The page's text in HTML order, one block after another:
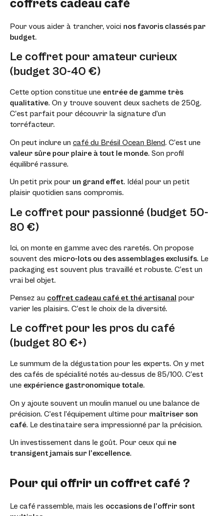
coffrets cadeau café
Pour vous aider à trancher, voici nos favoris classés par
budget.
Le coffret pour amateur curieux
(budget 30-40 €)
Cette option constitue une entrée de gamme très
qualitative. On y trouve souvent deux sachets de 250g.
C’est parfait pour découvrir la signature d’un
torréfacteur.
On peut inclure un café du Brésil Ocean Blend. C’est une
valeur sûre pour plaire à tout le monde. Son profil
équilibré rassure.
Un petit prix pour un grand effet. Idéal pour un petit
plaisir quotidien sans compromis.
Le coffret pour passionné (budget 50-
80 €)
Ici, on monte en gamme avec des raretés. On propose
souvent des micro-lots ou des assemblages exclusifs. Le
packaging est souvent plus travaillé et robuste. C’est un
vrai bel objet.
Pensez au coffret cadeau café et thé artisanal pour
varier les plaisirs. C’est le choix de la diversité.
Le coffret pour les pros du café
(budget 80 €+)
Le summum de la dégustation pour les experts. On y met
des cafés de spécialité notés au-dessus de 85/100. C’est
une expérience gastronomique totale.
On y ajoute souvent un moulin manuel ou une balance de
précision. C’est l’équipement ultime pour maîtriser son
café. Le destinataire sera impressionné par la précision.
Un investissement dans le goût. Pour ceux qui ne
transigent jamais sur l’excellence.
Pour qui offrir un coffret café ?
Le café rassemble, mais les occasions de l’offrir sont